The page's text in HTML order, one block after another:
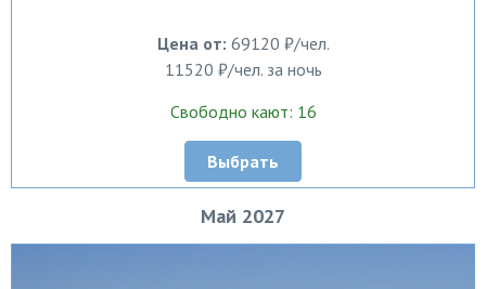
Цена от: 69120 ₽/чел.
11520 ₽/чел. за ночь
Свободно кают: 16
Выбрать
Май 2027